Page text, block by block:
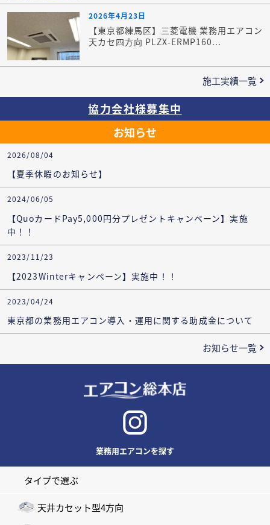
2026年4月23日
【東京都練馬区】三菱電機 業務用エアコン
天カセ四方向 PLZX-ERMP160...
施工実績一覧
協力会社様募集中
お知らせ
2026/08/04
【夏季休暇のお知らせ】
2024/06/05
【QuoカードPay5,000円分プレゼントキャンペーン】実施
中！！
2023/11/23
【2023Winterキャンペーン】実施中！！
2023/04/24
東京都の業務用エアコン導入・運用に関する助成金について
お知らせ一覧
業務用エアコンを探す
タイプで選ぶ
天井カセット型4方向